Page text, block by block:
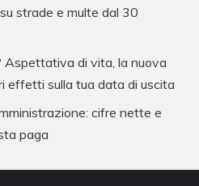
strade e multe dal 30
Aspettativa di vita, la nuova
effetti sulla tua data di uscita
cifre nette e
paga